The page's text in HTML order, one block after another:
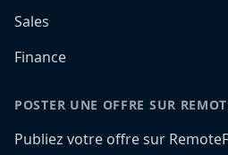
Sales
Finance
POSTER UNE OFFRE SUR
Publiez votre offre sur